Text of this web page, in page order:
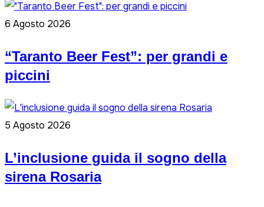
6 Agosto 2026
“Taranto Beer Fest”: per grandi e
piccini
5 Agosto 2026
L’inclusione guida il sogno della
sirena Rosaria